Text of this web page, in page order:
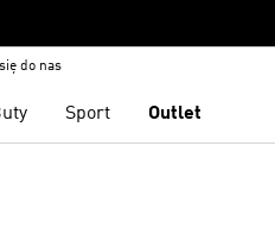
do nas
Sport Outlet